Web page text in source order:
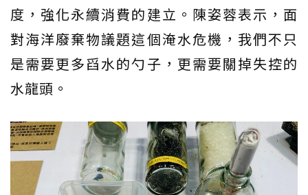
度，強化永續消費的建立。陳姿蓉表示，面
對海洋廢棄物議題這個淹水危機，我們不只
是需要更多舀水的勺子，更需要關掉失控的
水龍頭。